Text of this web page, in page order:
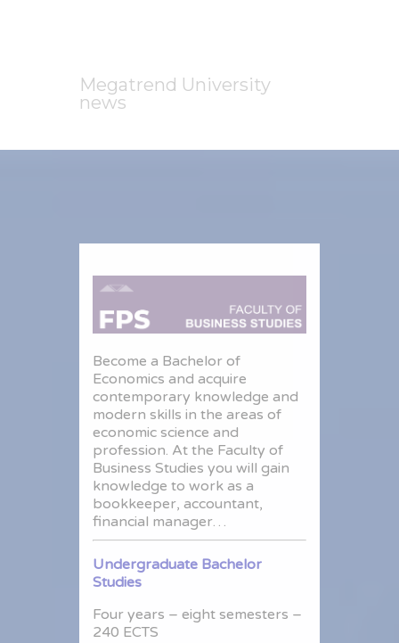
Megatrend University
news
Become a Bachelor of
Economics and acquire
contemporary knowledge and
modern skills in the areas of
economic science and
profession. At the Faculty of
Business Studies you will gain
knowledge to work as a
bookkeeper, accountant,
financial manager…
Undergraduate Bachelor
Studies
Four years – eight semesters –
240 ECTS